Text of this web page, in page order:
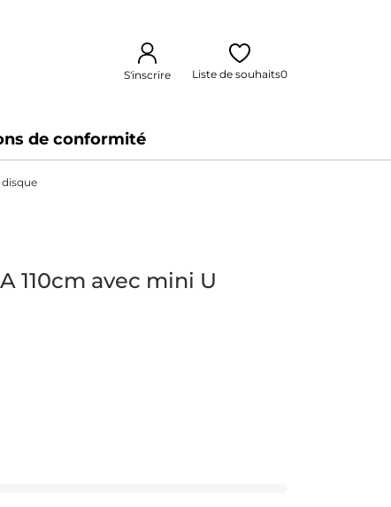
S'inscrire Liste de souhaits0
de conformité
disque
110cm avec mini U